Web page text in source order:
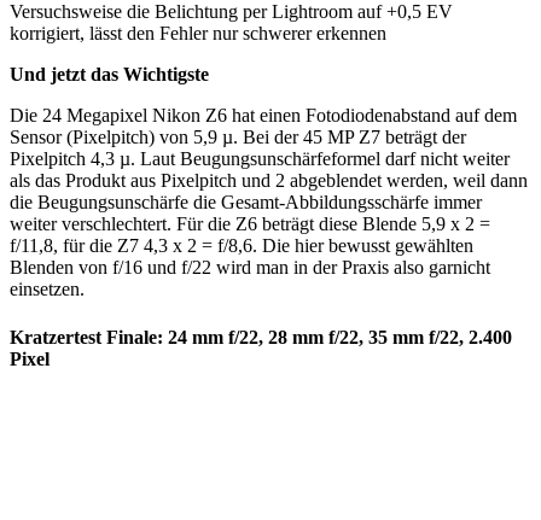
Versuchsweise die Belichtung per Lightroom auf +0,5 EV
korrigiert, lässt den Fehler nur schwerer erkennen
Und jetzt das Wichtigste
Die 24 Megapixel Nikon Z6 hat einen Fotodiodenabstand auf dem
Sensor (Pixelpitch) von 5,9 µ. Bei der 45 MP Z7 beträgt der
Pixelpitch 4,3 µ. Laut Beugungsunschärfeformel darf nicht weiter
als das Produkt aus Pixelpitch und 2 abgeblendet werden, weil dann
die Beugungsunschärfe die Gesamt-Abbildungsschärfe immer
weiter verschlechtert. Für die Z6 beträgt diese Blende 5,9 x 2 =
f/11,8, für die Z7 4,3 x 2 = f/8,6. Die hier bewusst gewählten
Blenden von f/16 und f/22 wird man in der Praxis also garnicht
einsetzen.
Kratzertest Finale: 24 mm f/22, 28 mm f/22, 35 mm f/22, 2.400
Pixel